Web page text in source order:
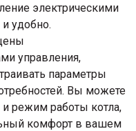
электрическими
удобно.
управления,
параметры
Вы можете
и режим работы котла,
комфорт в вашем